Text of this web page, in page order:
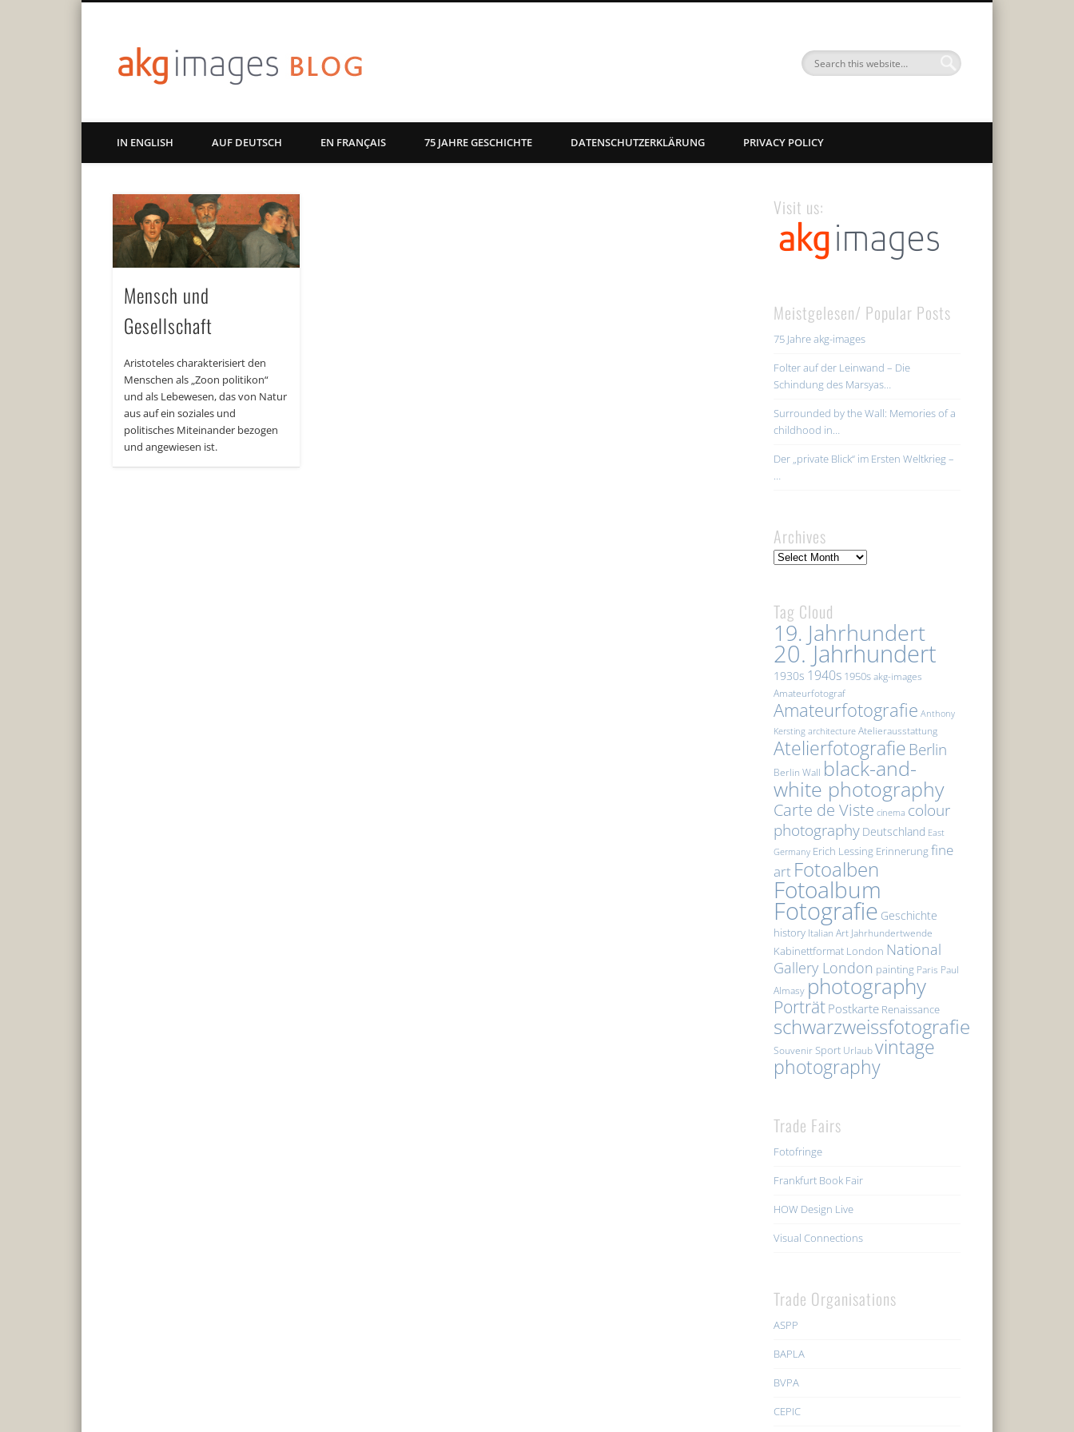
Art | Culture | History
IN ENGLISH AUF DEUTSCH EN FRANÇAIS 75 JAHRE GESCHICHTE DATENSCHUTZERKLÄRUNG PRIVACY POLICY
Mensch und
Gesellschaft
Aristoteles charakterisiert den
Menschen als „Zoon politikon“
und als Lebewesen, das von Natur
aus auf ein soziales und
politisches Miteinander bezogen
und angewiesen ist.
Visit us:
Meistgelesen/ Popular Posts
75 Jahre akg-images
Folter auf der Leinwand – Die
Schindung des Marsyas…
Surrounded by the Wall: Memories of a
childhood in…
Der „private Blick“ im Ersten Weltkrieg –
…
Archives
Archives
Tag Cloud
19. Jahrhundert
20. Jahrhundert
1930s 1940s 1950s akg-images
Amateurfotograf
Amateurfotografie Anthony
Kersting architecture Atelierausstattung
Atelierfotografie Berlin
Berlin Wall black-and-
white photography
Carte de Viste cinema colour
photography Deutschland East
Germany Erich Lessing Erinnerungfine
art Fotoalben
Fotoalbum
Fotografie Geschichte
history Italian Art Jahrhundertwende
Kabinettformat London National
Gallery London painting Paris Paul
Almasy photography
Porträt Postkarte Renaissance
schwarzweissfotografie
Souvenir Sport Urlaub vintage
photography
Trade Fairs
Fotofringe
Frankfurt Book Fair
HOW Design Live
Visual Connections
Trade Organisations
ASPP
BAPLA
BVPA
CEPIC